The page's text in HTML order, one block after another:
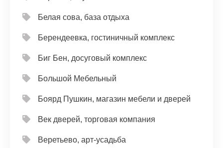
Белая сова, база отдыха
Берендеевка, гостиничный комплекс
Биг Бен, досуговый комплекс
Большой Мебельный
Боярд Пушкин, магазин мебели и дверей
Век дверей, торговая компания
Веретьево, арт-усадьба